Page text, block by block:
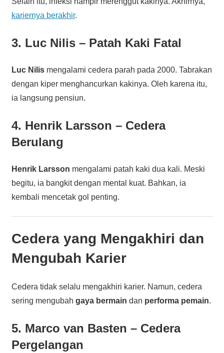
kariernya berakhir.
3. Luc Nilis – Patah Kaki Fatal
Luc Nilismengalami cedera parah pada 2000. Tabrakan
dengan kiper menghancurkan kakinya. Oleh karena itu,
ia langsung pensiun.
4. Henrik Larsson – Cedera
Berulang
Henrik Larsson mengalami patah kaki dua kali. Meski
begitu, ia bangkit dengan mental kuat. Bahkan, ia
kembali mencetak gol penting.
Cedera yang Mengakhiri dan
Mengubah Karier
Cedera tidak selalu mengakhiri karier. Namun, cedera
sering mengubah gaya bermain dan performa pemain.
5. Marco van Basten – Cedera
Pergelangan